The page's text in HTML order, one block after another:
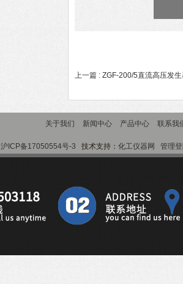
上一篇 : ZGF-200/5直流高压发
关于我们 新闻中心 产品中心 联系我
沪ICP备17050554号-3 技术支持： 化工仪器网 管理